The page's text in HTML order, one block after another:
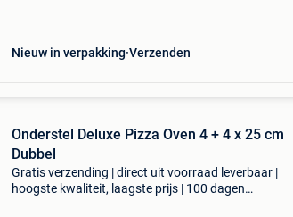
Nieuw in verpakking Verzenden
Onderstel Deluxe Pizza Oven 4 + 4 x 25 cm
Dubbel
Gratis verzending | direct uit voorraad leverbaar |
hoogste kwaliteit, laagste prijs | 100 dagen